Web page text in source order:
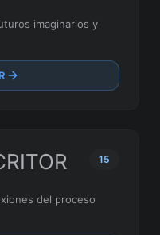
imaginarios y
15
del proceso